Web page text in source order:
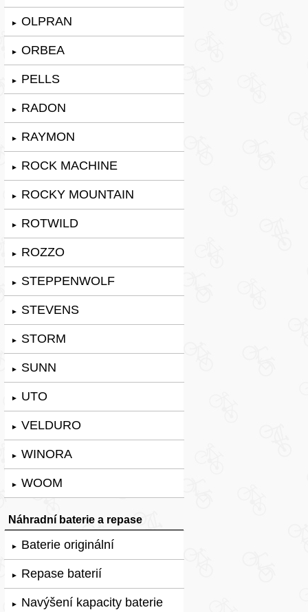
► OLPRAN
► ORBEA
► PELLS
► RADON
► RAYMON
► ROCK MACHINE
► ROCKY MOUNTAIN
► ROTWILD
► ROZZO
► STEPPENWOLF
► STEVENS
► STORM
► SUNN
► UTO
► VELDURO
► WINORA
► WOOM
Náhradní baterie a repase
► Baterie originální
► Repase baterií
► Navýšení kapacity baterie